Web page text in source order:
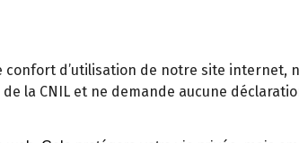
d’utilisation de notre site internet,
la CNIL et ne demande aucune